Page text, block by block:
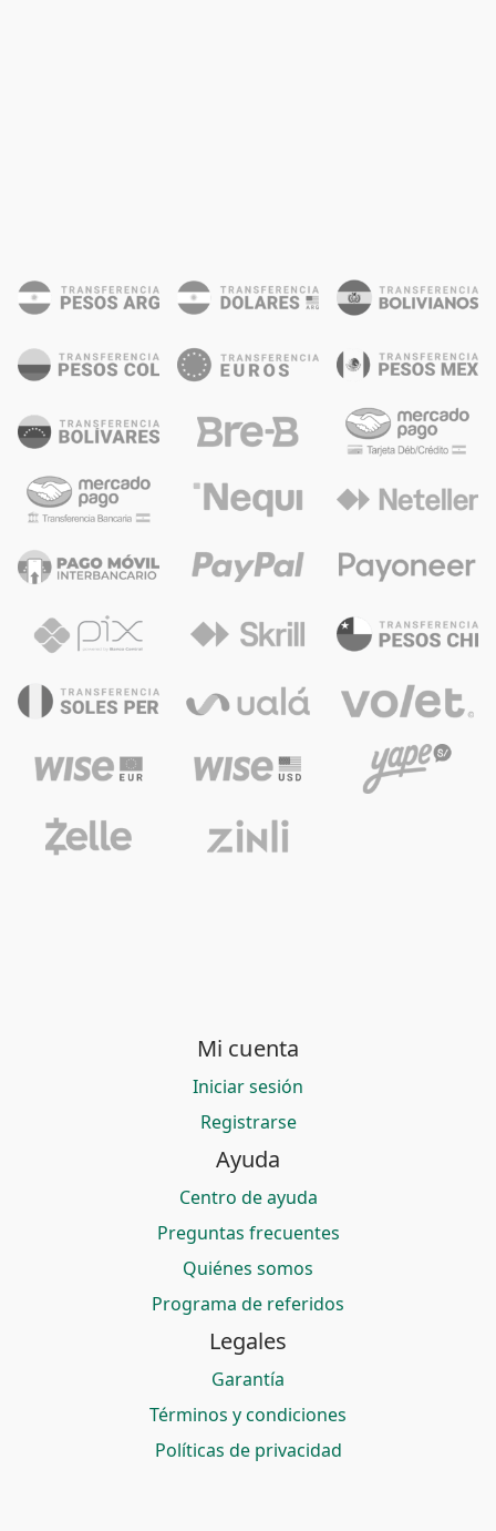
Mi cuenta
Iniciar sesión
Registrarse
Ayuda
Centro de ayuda
Preguntas frecuentes
Quiénes somos
Programa de referidos
Legales
Garantía
Términos y condiciones
Políticas de privacidad